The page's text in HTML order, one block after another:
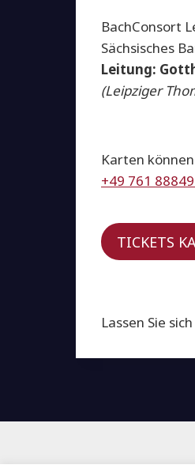
BachConsort
Sächsisches
Leitung:
(Leipziger
Karten
+49 761
TICKETS
Lassen Sie